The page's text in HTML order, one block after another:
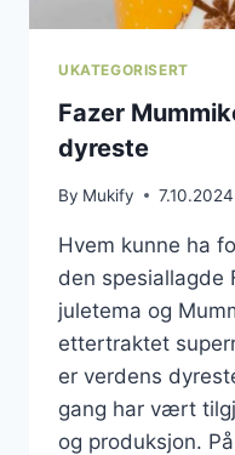
UKATEGORISERT
Fazer
dyreste
By Mukify 7.10.2024
Hvem kunne ha
den spesiallagde
juletema og
ettertraktet
er verdens
gang har vært
og produksjon.